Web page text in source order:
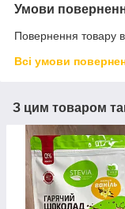
Умови
Повернення товару
Всі умови
З цим товаром